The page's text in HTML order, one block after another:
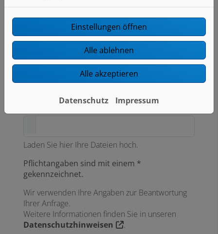
Nachricht
Datei anhängen
Laden Sie hier Ihre Dateien hoch.
Pflichtangaben sind mit einem *
gekennzeichnet.
Wir verwenden Ihre Angaben zur Beantwortung
Ihrer Anfrage.
Weitere Informationen finden Sie in unseren
Datenschutzhinweisen
.
Einstellungen öffnen
Alle ablehnen
Alle akzeptieren
Datenschutz Impressum